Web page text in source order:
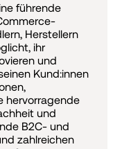
führende
Herstellern
ihr
und
Kund:innen
hervorragende
und
B2C- und
zahlreichen